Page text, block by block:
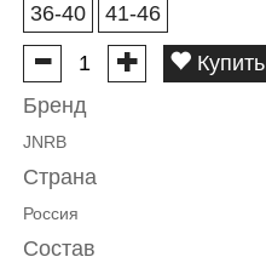
36-40
41-46
Купить
Бренд
JNRB
Страна
Россия
Состав